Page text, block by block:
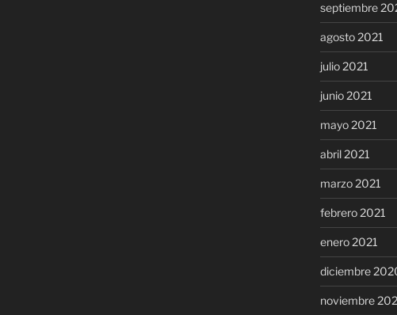
septiembre
agosto 2021
julio 2021
junio 2021
mayo 2021
abril 2021
marzo 2021
febrero 2021
enero 2021
diciembre
noviembre